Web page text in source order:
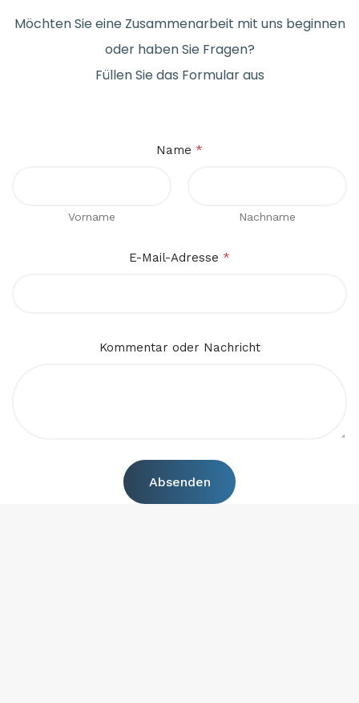
Möchten Sie eine Zusammenarbeit mit uns beginnen
oder haben Sie Fragen?
Füllen Sie das Formular aus
Name *
Vorname Nachname
E-Mail-Adresse *
Kommentar oder Nachricht
Absenden